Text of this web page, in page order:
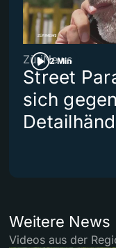
2 Min
ZüriNews
Street
sich gegen
Weitere News
Videos aus der